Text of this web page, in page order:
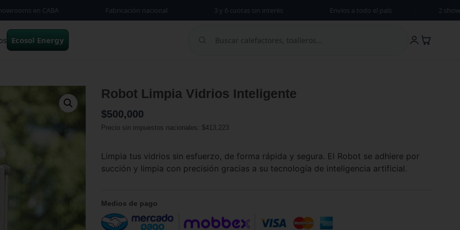
en CABA Fabricación nacional 3 y 6 cuotas sin interés Envíos a todo el país 2
Ecosol Energy
Robot Limpia Vidrios Inteligente
$500,000
Precio sin impuestos nacionales: $413,223
Limpia tus vidrios sin esfuerzo, de forma rápida y segura. El Robot se adhiere por
succión y limpia con precisión gracias a su tecnología de inteligencia artificial.
Medios de pago